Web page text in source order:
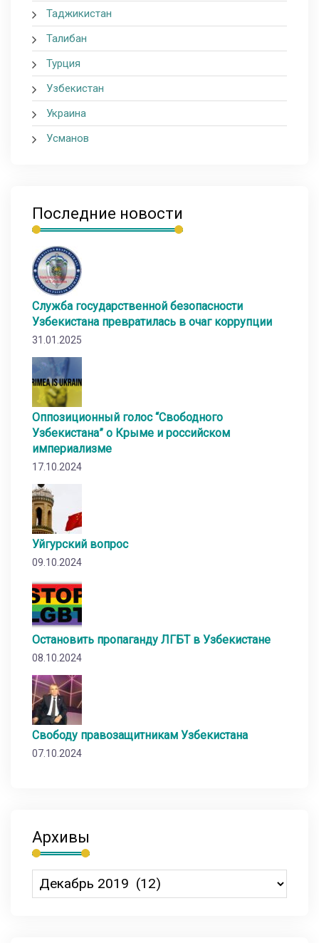
Таджикистан
Талибан
Турция
Узбекистан
Украина
Усманов
Последние новости
Служба государственной безопасности
Узбекистана превратилась в очаг коррупции
31.01.2025
Оппозиционный голос “Свободного
Узбекистана” о Крыме и российском
империализме
17.10.2024
Уйгурский вопрос
09.10.2024
Остановить пропаганду ЛГБТ в Узбекистане
08.10.2024
Свободу правозащитникам Узбекистана
07.10.2024
Архивы